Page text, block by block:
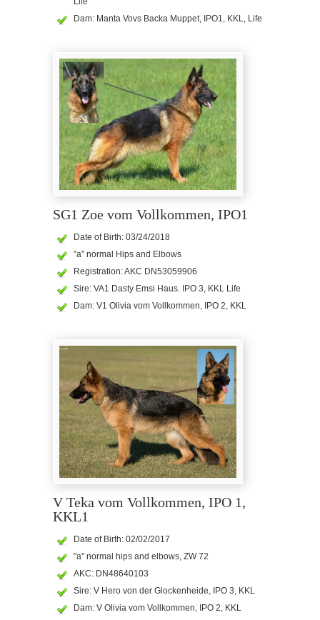
Dam: Manta Vovs Backa Muppet, IPO1, KKL, Life
SG1 Zoe vom Vollkommen, IPO1
Date of Birth: 03/24/2018
”a” normal Hips and Elbows
Registration: AKC DN53059906
Sire: VA1 Dasty Emsi Haus. IPO 3, KKL Life
Dam: V1 Olivia vom Vollkommen, IPO 2, KKL
V Teka vom Vollkommen, IPO 1,
KKL1
Date of Birth: 02/02/2017
"a" normal hips and elbows, ZW 72
AKC: DN48640103
Sire: V Hero von der Glockenheide, IPO 3, KKL
Dam: V Olivia vom Vollkommen, IPO 2, KKL